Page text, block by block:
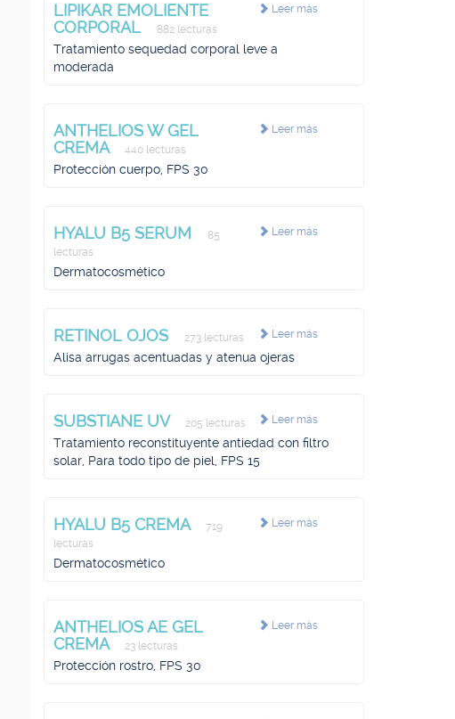
Leer más
LIPIKAR EMOLIENTE
CORPORAL
882 lecturas
Tratamiento sequedad corporal leve a
moderada
Leer más
ANTHELIOS W GEL
CREMA
440 lecturas
Protección cuerpo, FPS 30
Leer más
HYALU B5 SERUM
85
lecturas
Dermatocosmético
Leer más
RETINOL OJOS 273 lecturas
Alisa arrugas acentuadas y atenua ojeras
Leer más
SUBSTIANE UV 205 lecturas
Tratamiento reconstituyente antiedad con filtro
solar, Para todo tipo de piel, FPS 15
Leer más
HYALU B5 CREMA
719
lecturas
Dermatocosmético
Leer más
ANTHELIOS AE GEL
CREMA
23 lecturas
Protección rostro, FPS 30